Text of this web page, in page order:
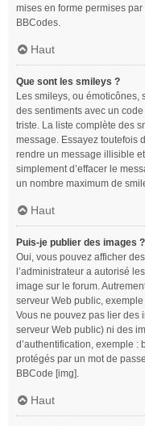
mises en forme permises
BBCodes.
Haut
Que sont les smileys ?
Les smileys, ou
des sentiments avec un
triste. La liste complète des
message. Essayez toutefois
rendre un message illisible
simplement d’effacer le
un nombre maximum de
Haut
Puis-je publier des images ?
Oui, vous pouvez afficher
l’administrateur a autorisé
image sur le forum.
serveur Web public,
Vous ne pouvez pas lier des
serveur Web public) ni des
d’authentification, exemple :
protégés par un mot de
BBCode [img].
Haut